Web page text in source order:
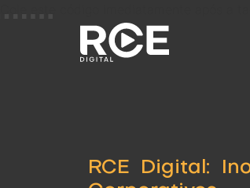
RCE Digital: